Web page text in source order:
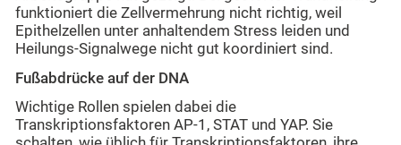
funktioniert die Zellvermehrung nicht richtig, weil
Epithelzellen unter anhaltendem Stress leiden und
Heilungs-Signalwege nicht gut koordiniert sind.
Fußabdrücke auf der DNA
Wichtige Rollen spielen dabei die
Transkriptionsfaktoren AP-1, STAT und YAP. Sie